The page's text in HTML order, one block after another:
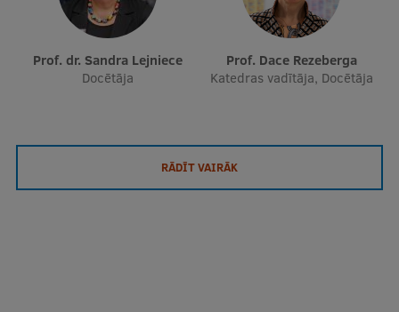
Prof. dr. Sandra Lejniece
Docētāja
Prof. Dace Rezeberga
Katedras vadītāja, Docētāja
RĀDĪT VAIRĀK